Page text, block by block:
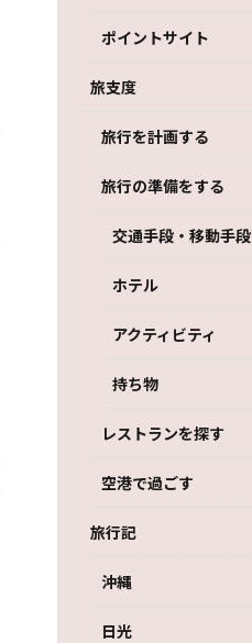
ポイントサイト
旅支度
旅行を計画する
旅行の準備をする
交通手段・移動手段
ホテル
アクティビティ
持ち物
レストランを探す
空港で過ごす
旅行記
沖縄
日光